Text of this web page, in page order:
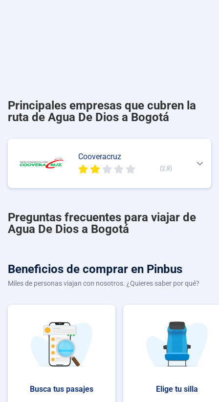
Principales empresas que cubren la
ruta de Agua De Dios a Bogotá
Cooveracruz
(2.8)
Preguntas frecuentes para viajar de
Agua De Dios a Bogotá
Beneficios de comprar en Pinbus
Miles de personas viajan con nosotros. ¿Quieres saber por qué?
Busca tus pasajes Elige tu silla